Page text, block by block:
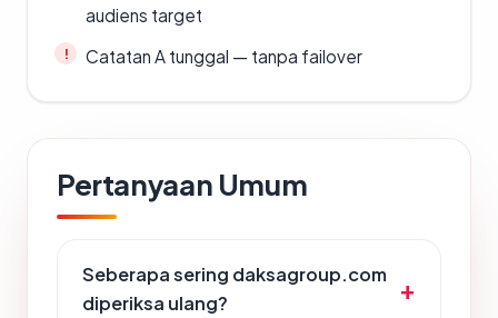
audiens target
Catatan A tunggal — tanpa failover
Pertanyaan Umum
Seberapa sering daksagroup.com
diperiksa ulang?